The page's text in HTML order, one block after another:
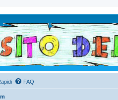
FAQ